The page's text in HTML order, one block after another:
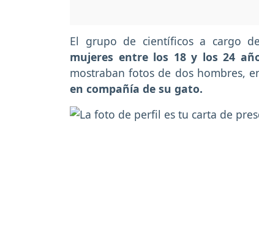
El grupo de científicos a cargo
mujeres entre los 18 y los 24
mostraban fotos de dos hombres,
en compañía de su gato.